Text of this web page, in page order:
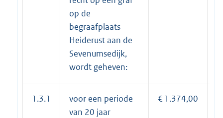
op de
begraafplaats
Heiderust aan de
Sevenumsedijk,
wordt geheven:
1.3.1
voor een periode
van 20 jaar
€ 1.374,00